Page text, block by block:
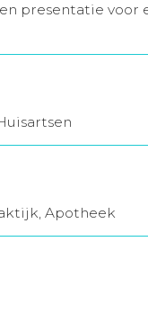
presentatie voor
Apotheek